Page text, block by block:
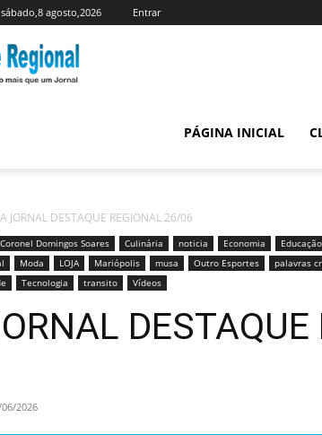
sábado,8 agosto,2026 Entrar
PÁGINA INICIAL
JORNAL DESTAQUE REGIONAL 26/06
Coronel Domingos Soares Culinária noticia Economia Educação
Moda LOJA Mariópolis musa Outro Esportes palavras
Tecnologia transito Vídeos
DESTAQUE
2026